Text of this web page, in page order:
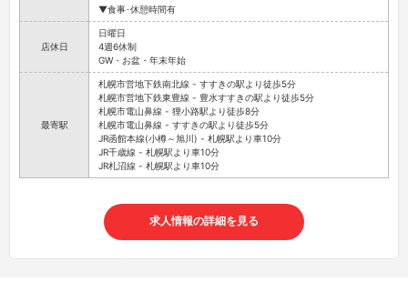
▼食事･休憩時間有
店休日
日曜日
4週6休制
GW・お盆・年末年始
最寄駅
札幌市営地下鉄南北線 - すすきの駅より徒歩5分
札幌市営地下鉄東豊線 - 豊水すすきの駅より徒歩5分
札幌市電山鼻線 - 狸小路駅より徒歩8分
札幌市電山鼻線 - すすきの駅より徒歩5分
JR函館本線(小樽～旭川) - 札幌駅より車10分
JR千歳線 - 札幌駅より車10分
JR札沼線 - 札幌駅より車10分
求人情報の詳細を見る